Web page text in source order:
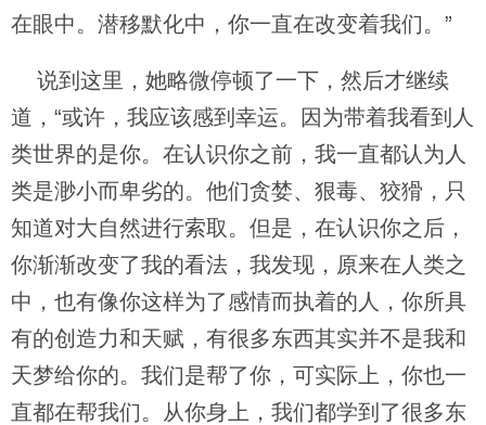
在眼中。潜移默化中，你一直在改变着我们。”
说到这里，她略微停顿了一下，然后才继续
道，“或许，我应该感到幸运。因为带着我看到人
类世界的是你。在认识你之前，我一直都认为人
类是渺小而卑劣的。他们贪婪、狠毒、狡猾，只
知道对大自然进行索取。但是，在认识你之后，
你渐渐改变了我的看法，我发现，原来在人类之
中，也有像你这样为了感情而执着的人，你所具
有的创造力和天赋，有很多东西其实并不是我和
天梦给你的。我们是帮了你，可实际上，你也一
直都在帮我们。从你身上，我们都学到了很多东